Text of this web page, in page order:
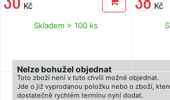
Kč
Skladem > 100 ks
Kč
Nelze bohužel objednat
Toto zboží není v tuto chvíli možné objednat.
Jde o již vyprodanou položku nebo o zboží,
dostatečně rychlém termínu nyní dodat.